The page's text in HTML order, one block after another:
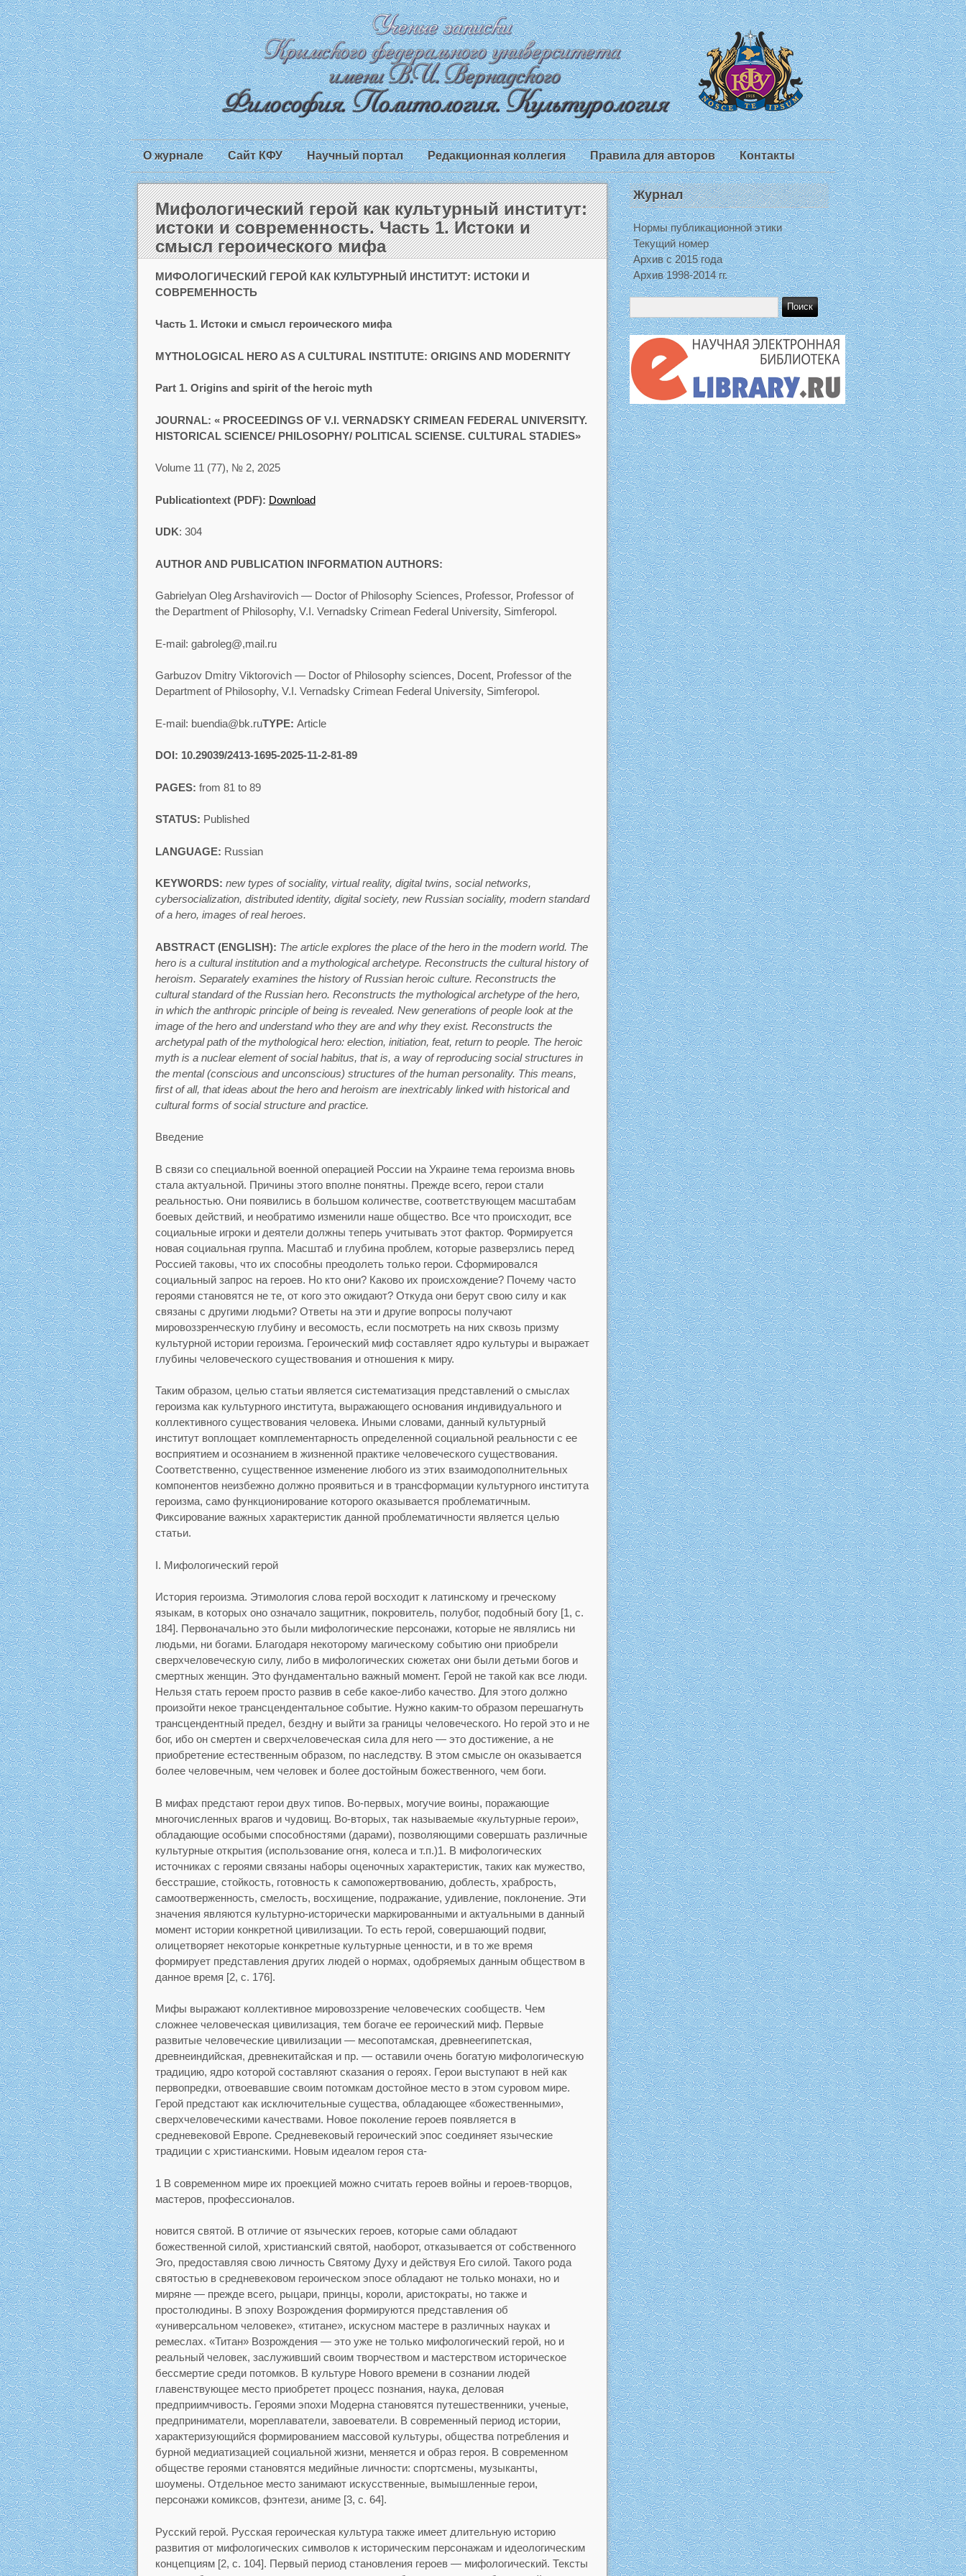
О журнале Сайт КФУ Научный портал Редакционная коллегия Правила для авторов Контакты
Мифологический герой как культурный институт:
истоки и современность. Часть 1. Истоки и
смысл героического мифа
МИФОЛОГИЧЕСКИЙ ГЕРОЙ КАК КУЛЬТУРНЫЙ ИНСТИТУТ: ИСТОКИ И
СОВРЕМЕННОСТЬ
Часть 1. Истоки и смысл героического мифа
MYTHOLOGICAL HERO AS A CULTURAL INSTITUTE: ORIGINS AND MODERNITY
Part 1. Origins and spirit of the heroic myth
JOURNAL: « PROCEEDINGS OF V.I. VERNADSKY CRIMEAN FEDERAL UNIVERSITY.
HISTORICAL SCIENCE/ PHILOSOPHY/ POLITICAL SCIENSE. CULTURAL STADIES»
Volume 11 (77), № 2, 2025
Publicationtext (PDF): Download
UDK: 304
AUTHOR AND PUBLICATION INFORMATION AUTHORS:
Gabrielyan Oleg Arshavirovich — Doctor of Philosophy Sciences, Professor, Professor of
the Department of Philosophy, V.I. Vernadsky Crimean Federal University, Simferopol.
Е-mail: gabroleg@,mail.ru
Garbuzov Dmitry Viktorovich — Doctor of Philosophy sciences, Docent, Professor of the
Department of Philosophy, V.I. Vernadsky Crimean Federal University, Simferopol.
E-mail: buendia@bk.ruTYPE: Article
DOI: 10.29039/2413-1695-2025-11-2-81-89
PAGES: from 81 to 89
STATUS: Published
LANGUAGE: Russian
KEYWORDS: new types of sociality, virtual reality, digital twins, social networks,
cybersocialization, distributed identity, digital society, new Russian sociality, modern standard
of a hero, images of real heroes.
ABSTRACT (ENGLISH): The article explores the place of the hero in the modern world. The
hero is a cultural institution and a mythological archetype. Reconstructs the cultural history of
heroism. Separately examines the history of Russian heroic culture. Reconstructs the
cultural standard of the Russian hero. Reconstructs the mythological archetype of the hero,
in which the anthropic principle of being is revealed. New generations of people look at the
image of the hero and understand who they are and why they exist. Reconstructs the
archetypal path of the mythological hero: election, initiation, feat, return to people. The heroic
myth is a nuclear element of social habitus, that is, a way of reproducing social structures in
the mental (conscious and unconscious) structures of the human personality. This means,
first of all, that ideas about the hero and heroism are inextricably linked with historical and
cultural forms of social structure and practice.
Введение
В связи со специальной военной операцией России на Украине тема героизма вновь
стала актуальной. Причины этого вполне понятны. Прежде всего, герои стали
реальностью. Они появились в большом количестве, соответствующем масштабам
боевых действий, и необратимо изменили наше общество. Все что происходит, все
социальные игроки и деятели должны теперь учитывать этот фактор. Формируется
новая социальная группа. Масштаб и глубина проблем, которые разверзлись перед
Россией таковы, что их способны преодолеть только герои. Сформировался
социальный запрос на героев. Но кто они? Каково их происхождение? Почему часто
героями становятся не те, от кого это ожидают? Откуда они берут свою силу и как
связаны с другими людьми? Ответы на эти и другие вопросы получают
мировоззренческую глубину и весомость, если посмотреть на них сквозь призму
культурной истории героизма. Героический миф составляет ядро культуры и выражает
глубины человеческого существования и отношения к миру.
Таким образом, целью статьи является систематизация представлений о смыслах
героизма как культурного института, выражающего основания индивидуального и
коллективного существования человека. Иными словами, данный культурный
институт воплощает комплементарность определенной социальной реальности с ее
восприятием и осознанием в жизненной практике человеческого существования.
Соответственно, существенное изменение любого из этих взаимодополнительных
компонентов неизбежно должно проявиться и в трансформации культурного института
героизма, само функционирование которого оказывается проблематичным.
Фиксирование важных характеристик данной проблематичности является целью
статьи.
I. Мифологический герой
История героизма. Этимология слова герой восходит к латинскому и греческому
языкам, в которых оно означало защитник, покровитель, полубог, подобный богу [1, с.
184]. Первоначально это были мифологические персонажи, которые не являлись ни
людьми, ни богами. Благодаря некоторому магическому событию они приобрели
сверхчеловеческую силу, либо в мифологических сюжетах они были детьми богов и
смертных женщин. Это фундаментально важный момент. Герой не такой как все люди.
Нельзя стать героем просто развив в себе какое-либо качество. Для этого должно
произойти некое трансцендентальное событие. Нужно каким-то образом перешагнуть
трансцендентный предел, бездну и выйти за границы человеческого. Но герой это и не
бог, ибо он смертен и сверхчеловеческая сила для него — это достижение, а не
приобретение естественным образом, по наследству. В этом смысле он оказывается
более человечным, чем человек и более достойным божественного, чем боги.
В мифах предстают герои двух типов. Во-первых, могучие воины, поражающие
многочисленных врагов и чудовищ. Во-вторых, так называемые «культурные герои»,
обладающие особыми способностями (дарами), позволяющими совершать различные
культурные открытия (использование огня, колеса и т.п.)1. В мифологических
источниках с героями связаны наборы оценочных характеристик, таких как мужество,
бесстрашие, стойкость, готовность к самопожертвованию, доблесть, храбрость,
самоотверженность, смелость, восхищение, подражание, удивление, поклонение. Эти
значения являются культурно-исторически маркированными и актуальными в данный
момент истории конкретной цивилизации. То есть герой, совершающий подвиг,
олицетворяет некоторые конкретные культурные ценности, и в то же время
формирует представления других людей о нормах, одобряемых данным обществом в
данное время [2, с. 176].
Мифы выражают коллективное мировоззрение человеческих сообществ. Чем
сложнее человеческая цивилизация, тем богаче ее героический миф. Первые
развитые человеческие цивилизации — месопотамская, древнеегипетская,
древнеиндийская, древнекитайская и пр. — оставили очень богатую мифологическую
традицию, ядро которой составляют сказания о героях. Герои выступают в ней как
первопредки, отвоевавшие своим потомкам достойное место в этом суровом мире.
Герой предстают как исключительные существа, обладающее «божественными»,
сверхчеловеческими качествами. Новое поколение героев появляется в
средневековой Европе. Средневековый героический эпос соединяет языческие
традиции с христианскими. Новым идеалом героя ста-
1 В современном мире их проекцией можно считать героев войны и героев-творцов,
мастеров, профессионалов.
новится святой. В отличие от языческих героев, которые сами обладают
божественной силой, христианский святой, наоборот, отказывается от собственного
Эго, предоставляя свою личность Святому Духу и действуя Его силой. Такого рода
святостью в средневековом героическом эпосе обладают не только монахи, но и
миряне — прежде всего, рыцари, принцы, короли, аристократы, но также и
простолюдины. В эпоху Возрождения формируются представления об
«универсальном человеке», «титане», искусном мастере в различных науках и
ремеслах. «Титан» Возрождения — это уже не только мифологический герой, но и
реальный человек, заслуживший своим творчеством и мастерством историческое
бессмертие среди потомков. В культуре Нового времени в сознании людей
главенствующее место приобретет процесс познания, наука, деловая
предприимчивость. Героями эпохи Модерна становятся путешественники, ученые,
предприниматели, мореплаватели, завоеватели. В современный период истории,
характеризующийся формированием массовой культуры, общества потребления и
бурной медиатизацией социальной жизни, меняется и образ героя. В современном
обществе героями становятся медийные личности: спортсмены, музыканты,
шоумены. Отдельное место занимают искусственные, вымышленные герои,
персонажи комиксов, фэнтези, аниме [3, с. 64].
Русский герой. Русская героическая культура также имеет длительную историю
развития от мифологических символов к историческим персонажам и идеологическим
концепциям [2, с. 104]. Первый период становления героев — мифологический. Тексты
Журнал
Нормы публикационной этики
Текущий номер
Архив с 2015 года
Архив 1998-2014 гг.